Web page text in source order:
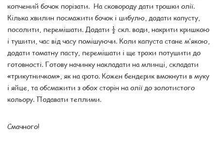
копчений бочок порізати. На сковороду дати трошки олії.
Кілька хвилин посмажити бочок і цибулю, додати капусту,
посолити, перемішати. Додати ½ скл. води, накрити кришкою
і тушити, час від часу помішуючи. Коли капуста стане м’якою,
додати томатну пасту, перемішати і ще трохи потушити до
готовності. Готову начинку накладати на млинці, складати
«трикутничком», як на фото. Кожен бендерик вмокнути в муку
і яйце, та обсмажити з обох сторін на олії до золотистого
кольору. Подавати теплими.
Смачного!